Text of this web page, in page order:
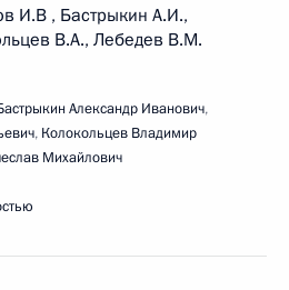
И.В , Бастрыкин А.И.,
В.А., Лебедев В.М.
Александр Иванович,
, Колокольцев Владимир
Михайлович